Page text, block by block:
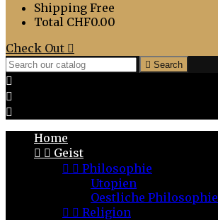
Shipping Free
Total CHF0.00
Check Out 
 Search



Home
  Geist
  Philosophie
Utopien
Oestliche Philosophie
  Religion